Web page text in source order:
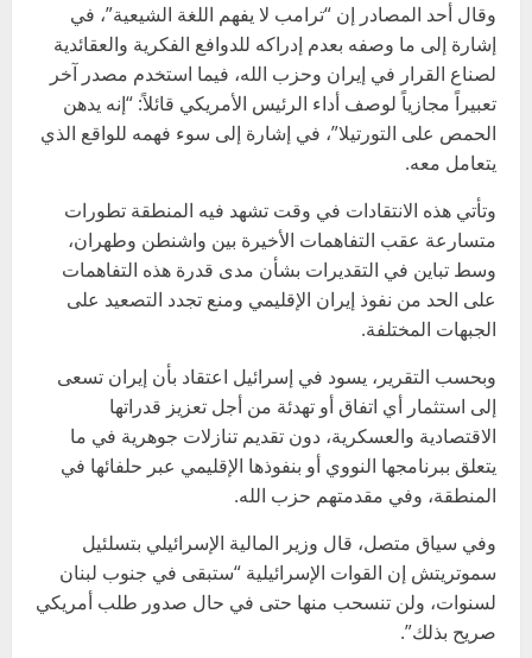
وقال أحد المصادر إن “ترامب لا يفهم اللغة الشيعية”، في
إشارة إلى ما وصفه بعدم إدراكه للدوافع الفكرية والعقائدية
لصناع القرار في إيران وحزب الله، فيما استخدم مصدر آخر
تعبيراً مجازياً لوصف أداء الرئيس الأمريكي قائلاً: “إنه يدهن
الحمص على التورتيلا”، في إشارة إلى سوء فهمه للواقع الذي
يتعامل معه.
وتأتي هذه الانتقادات في وقت تشهد فيه المنطقة تطورات
متسارعة عقب التفاهمات الأخيرة بين واشنطن وطهران،
وسط تباين في التقديرات بشأن مدى قدرة هذه التفاهمات
على الحد من نفوذ إيران الإقليمي ومنع تجدد التصعيد على
الجبهات المختلفة.
وبحسب التقرير، يسود في إسرائيل اعتقاد بأن إيران تسعى
إلى استثمار أي اتفاق أو تهدئة من أجل تعزيز قدراتها
الاقتصادية والعسكرية، دون تقديم تنازلات جوهرية في ما
يتعلق ببرنامجها النووي أو بنفوذها الإقليمي عبر حلفائها في
المنطقة، وفي مقدمتهم حزب الله.
وفي سياق متصل، قال وزير المالية الإسرائيلي بتسلئيل
سموتريتش إن القوات الإسرائيلية “ستبقى في جنوب لبنان
لسنوات، ولن تنسحب منها حتى في حال صدور طلب أمريكي
صريح بذلك”.